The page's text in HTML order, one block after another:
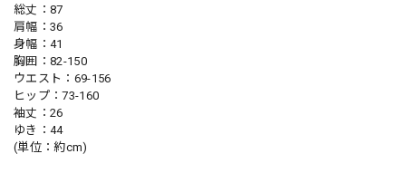
総丈：87
肩幅：36
身幅：41
胸囲：82-150
ウエスト：69-156
ヒップ：73-160
袖丈：26
ゆき：44
(単位：約cm)